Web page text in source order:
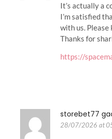
It’s actually a
I’m satisfied
with us. Please
Thanks for
https://
storebet77
28/07/2026 at